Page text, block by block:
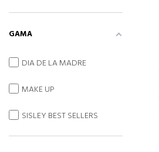
GAMA
DIA DE LA MADRE
MAKE UP
SISLEY BEST SELLERS